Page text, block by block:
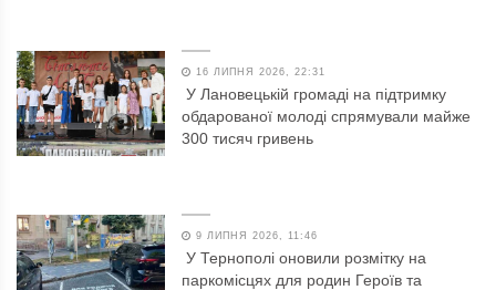
16 ЛИПНЯ 2026, 22:31
У Лановецькій громаді на підтримку
обдарованої молоді спрямували майже
300 тисяч гривень
9 ЛИПНЯ 2026, 11:46
У Тернополі оновили розмітку на
паркомісцях для родин Героїв та